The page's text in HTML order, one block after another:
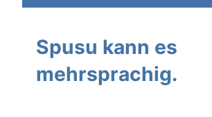
Spusu kann es
mehrsprachig.